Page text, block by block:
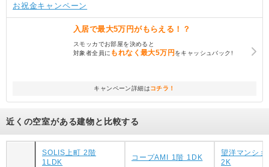
お祝金キャンペーン
入居で最大5万円がもらえる！？
スモッカでお部屋を決めると
対象者全員に もれなく最大5万円をキャッシュバック!
キャンペーン詳細はコチラ！
近くの空室がある建物と比較する
SOLIS上町 2階
1LDK
コープAMI 1階 1DK
望洋マンシ
2K